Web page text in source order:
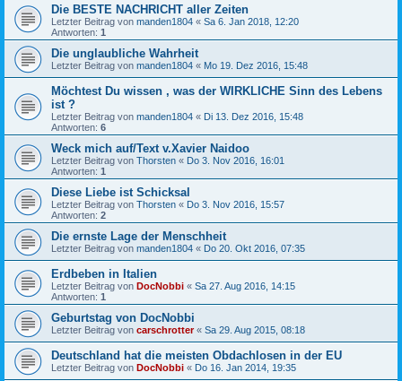
Die BESTE NACHRICHT aller Zeiten
Letzter Beitrag von manden1804 « Sa 6. Jan 2018, 12:20
Antworten: 1
Die unglaubliche Wahrheit
Letzter Beitrag von manden1804 « Mo 19. Dez 2016, 15:48
Möchtest Du wissen , was der WIRKLICHE Sinn des Lebens
ist ?
Letzter Beitrag von manden1804 « Di 13. Dez 2016, 15:48
Antworten: 6
Weck mich auf/Text v.Xavier Naidoo
Letzter Beitrag von Thorsten « Do 3. Nov 2016, 16:01
Antworten: 1
Diese Liebe ist Schicksal
Letzter Beitrag von Thorsten « Do 3. Nov 2016, 15:57
Antworten: 2
Die ernste Lage der Menschheit
Letzter Beitrag von manden1804 « Do 20. Okt 2016, 07:35
Erdbeben in Italien
Letzter Beitrag von DocNobbi « Sa 27. Aug 2016, 14:15
Antworten: 1
Geburtstag von DocNobbi
Letzter Beitrag von carschrotter« Sa 29. Aug 2015, 08:18
Deutschland hat die meisten Obdachlosen in der EU
Letzter Beitrag von DocNobbi « Do 16. Jan 2014, 19:35